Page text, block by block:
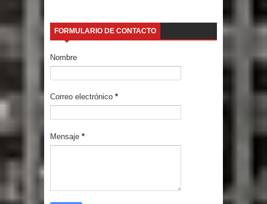
FORMULARIO DE CONTACTO
Nombre
Correo electrónico *
Mensaje *